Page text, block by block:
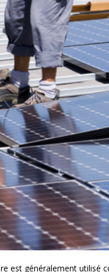
est généralement utilisé